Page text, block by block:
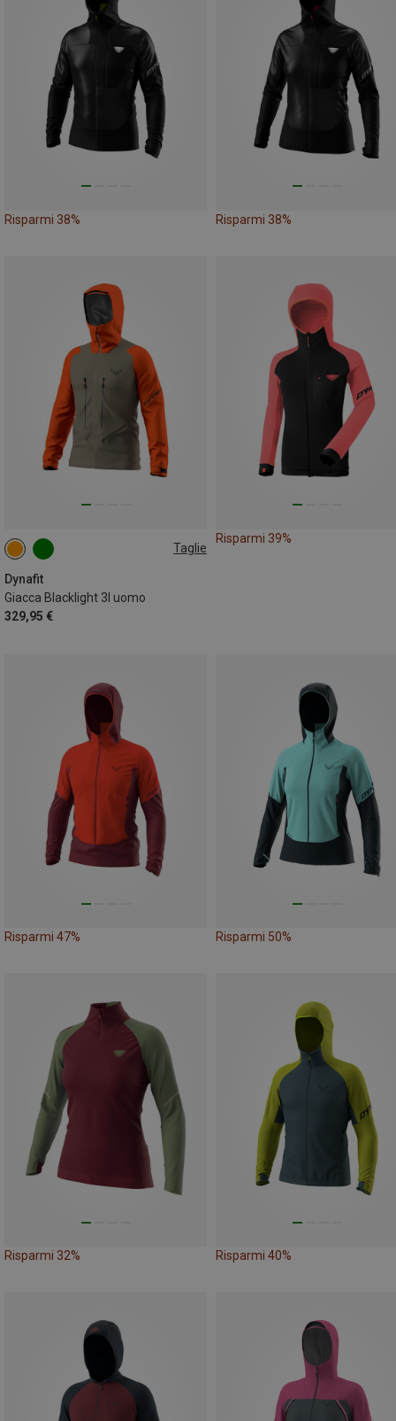
Risparmi 38% Risparmi 38%
Taglie
Dynafit
Giacca Blacklight 3l uomo
329,95 €
S M
Risparmi 39%
Risparmi 47% Risparmi 50%
Risparmi 32% Risparmi 40%